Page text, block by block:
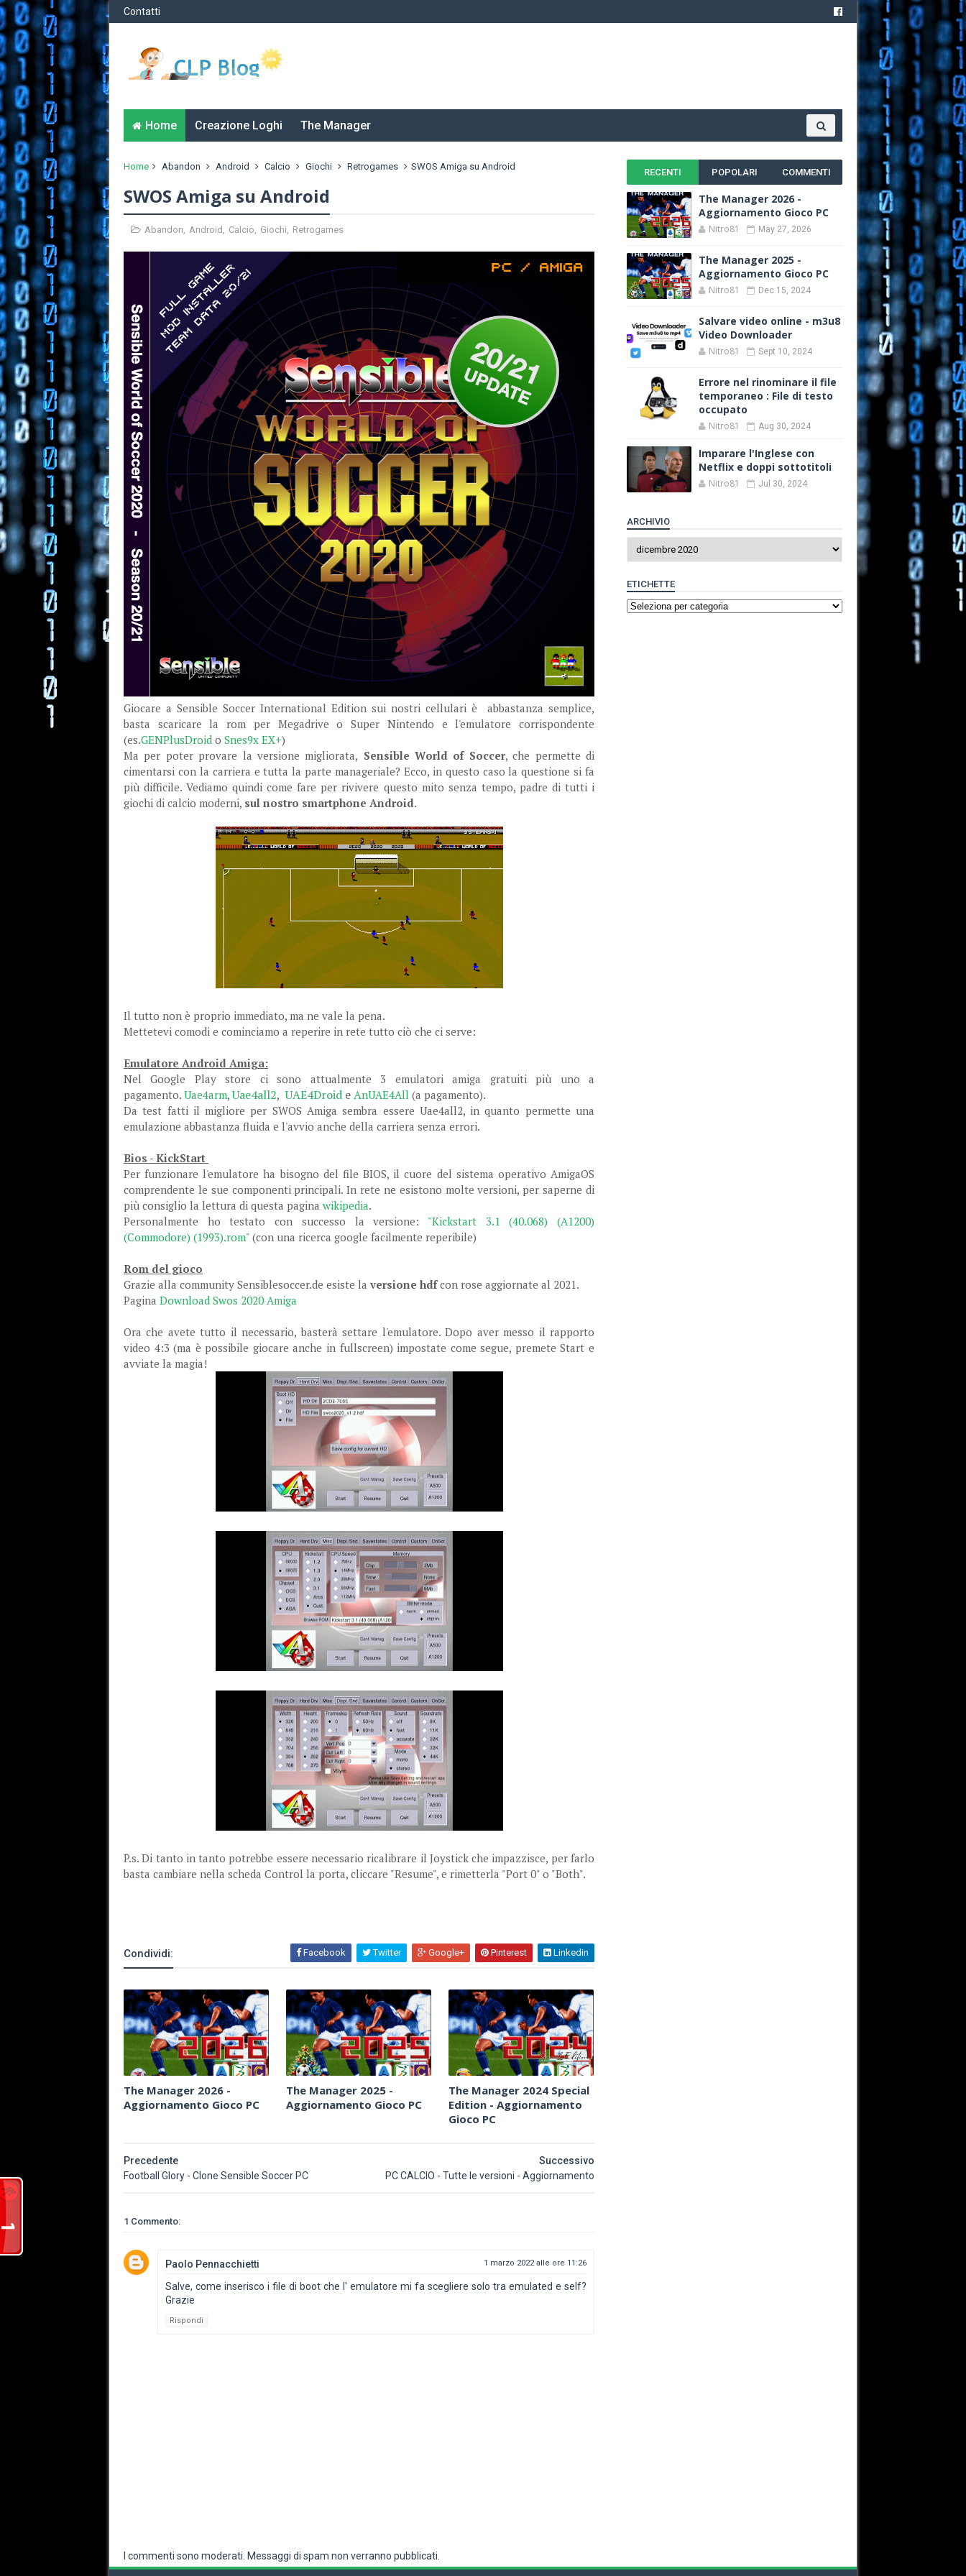
Contatti
Home Creazione Loghi The Manager
Home Abandon Android Calcio Giochi Retrogames SWOS Amiga su Android
SWOS Amiga su Android
Abandon, Android , Calcio, Giochi, Retrogames
Giocare a Sensible Soccer International Edition sui nostri cellulari è abbastanza semplice,
basta scaricare la rom per Megadrive o Super Nintendo e l'emulatore corrispondente
(es.GENPlusDroid o Snes9x EX+)
Ma per poter provare la versione migliorata, Sensible World of Soccer, che permette di
cimentarsi con la carriera e tutta la parte manageriale? Ecco, in questo caso la questione si fa
più difficile. Vediamo quindi come fare per rivivere questo mito senza tempo, padre di tutti i
giochi di calcio moderni, sul nostro smartphone Android.
Il tutto non è proprio immediato, ma ne vale la pena.
Mettetevi comodi e cominciamo a reperire in rete tutto ciò che ci serve:
Emulatore Android Amiga:
Nel Google Play store ci sono attualmente 3 emulatori amiga gratuiti più uno a
pagamento. Uae4arm,Uae4all2,UAE4Droid eAnUAE4All (a pagamento).
Da test fatti il migliore per SWOS Amiga sembra essere Uae4all2, in quanto permette una
emulazione abbastanza fluida e l'avvio anche della carriera senza errori.
Bios - KickStart
Per funzionare l'emulatore ha bisogno del file BIOS, il cuore del sistema operativo AmigaOS
comprendente le sue componenti principali. In rete ne esistono molte versioni, per saperne di
più consiglio la lettura di questa pagina wikipedia.
Personalmente ho testato con successo la versione: "Kickstart 3.1 (40.068) (A1200)
(Commodore) (1993).rom" (con una ricerca google facilmente reperibile)
Rom del gioco
Grazie alla community Sensiblesoccer.de esiste la versione hdfcon rose aggiornate al 2021.
Pagina Download Swos 2020 Amiga
Ora che avete tutto il necessario, basterà settare l'emulatore. Dopo aver messo il rapporto
video 4:3 (ma è possibile giocare anche in fullscreen) impostate come segue, premete Start e
avviate la magia!
P.s. Di tanto in tanto potrebbe essere necessario ricalibrare il Joystick che impazzisce, per farlo
basta cambiare nella scheda Control la porta, cliccare "Resume", e rimetterla "Port 0" o "Both".
Condividi: Facebook Twitter Google+ Pinterest Linkedin
The Manager 2026 -
Aggiornamento Gioco PC
The Manager 2025 -
Aggiornamento Gioco PC
The Manager 2024 Special
Edition - Aggiornamento
Gioco PC
Successivo
PC CALCIO - Tutte le versioni - Aggiornamento
Precedente
Football Glory - Clone Sensible Soccer PC
1 Commento:
Paolo Pennacchietti 1 marzo 2022 alle ore 11:26
Salve, come inserisco i file di boot che l' emulatore mi fa scegliere solo tra emulated e self?
Grazie
Rispondi
I commenti sono moderati. Messaggi di spam non verranno pubblicati.
RECENTI POPOLARI COMMENTI
The Manager 2026 -
Aggiornamento Gioco PC
Nitro81 May 27, 2026
The Manager 2025 -
Aggiornamento Gioco PC
Nitro81 Dec 15, 2024
Salvare video online - m3u8
Video Downloader
Nitro81 Sept 10, 2024
Errore nel rinominare il file
temporaneo : File di testo
occupato
Nitro81 Aug 30, 2024
Imparare l'Inglese con
Netflix e doppi sottotitoli
Nitro81 Jul 30, 2024
ARCHIVIO
ETICHETTE